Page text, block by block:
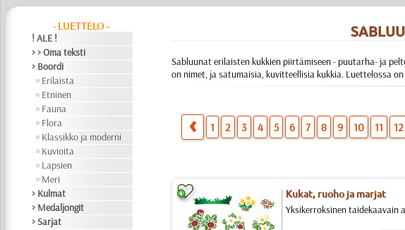
- LUETTELO -
! ALE !
> > Oma teksti
> Boordi
Erilaista
Etninen
Fauna
Flora
Klassikko ja moderni
Kuvioita
Lapsien
Meri
> Kulmat
> Medaljongit
> Sarjat
Sabluunat erilaisten kukkien piirtämiseen - puutarha- ja
on nimet, ja satumaisia, kuvitteellisia kukkia. Luettelossa
1 2 3 4 5 6 7 8 9 10 11 12
Kukat, ruoho ja marjat
Yksikerroksinen taidekaavain